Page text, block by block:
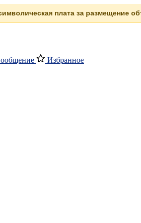
плата за размещение
Избранное